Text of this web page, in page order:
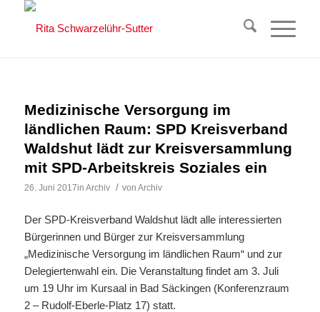
Medizinische Versorgung im
ländlichen Raum: SPD Kreisverband
Waldshut lädt zur Kreisversammlung
mit SPD-Arbeitskreis Soziales ein
26. Juni 2017in Archiv / von Archiv
Der SPD-Kreisverband Waldshut lädt alle interessierten
Bürgerinnen und Bürger zur Kreisversammlung
„Medizinische Versorgung im ländlichen Raum“ und zur
Delegiertenwahl ein. Die Veranstaltung findet am 3. Juli
um 19 Uhr im Kursaal in Bad Säckingen (Konferenzraum
2 – Rudolf-Eberle-Platz 17) statt.